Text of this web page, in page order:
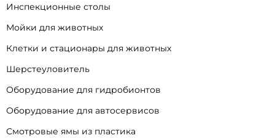
Инспекционные столы
Мойки для животных
Клетки и стационары для животных
Шерстеуловитель
Оборудование для гидробионтов
Оборудование для автосервисов
Смотровые ямы из пластика